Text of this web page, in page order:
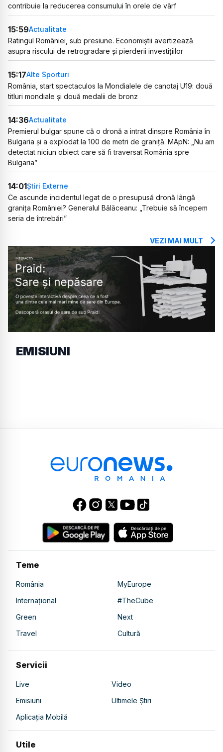
contribuie la reducerea consumului în orele de vârf
15:59Actualitate
Ratingul României, sub presiune. Economiștii avertizează
asupra riscului de retrogradare și pierderii investițiilor
15:17Alte Sporturi
România, start spectaculos la Mondialele de canotaj U19: două
titluri mondiale și două medalii de bronz
14:36Actualitate
Premierul bulgar spune că o dronă a intrat dinspre România în
Bulgaria și a explodat la 100 de metri de graniță. MApN: „Nu am
detectat niciun obiect care să fi traversat România spre
Bulgaria”
14:01Știri Externe
Ce ascunde incidentul legat de o presupusă dronă lângă
granița României? Generalul Bălăceanu: „Trebuie să începem
seria de întrebări”
VEZI MAI MULT
EMISIUNI
Teme
România
MyEurope
Internațional
#TheCube
Green
Next
Travel
Cultură
Servicii
Live
Video
Emisiuni
Ultimele Știri
Aplicația Mobilă
Utile